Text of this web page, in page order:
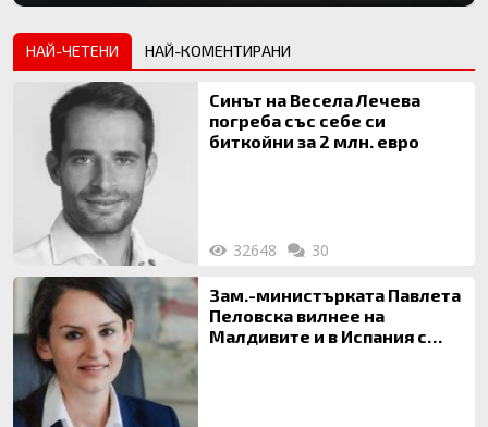
НАЙ-ЧЕТЕНИ НАЙ-КОМЕНТИРАНИ
Синът на Весела Лечева
погреба със себе си
биткойни за 2 млн. евро
32648 30
Зам.-министърката Павлета
Пеловска вилнее на
Малдивите и в Испания с